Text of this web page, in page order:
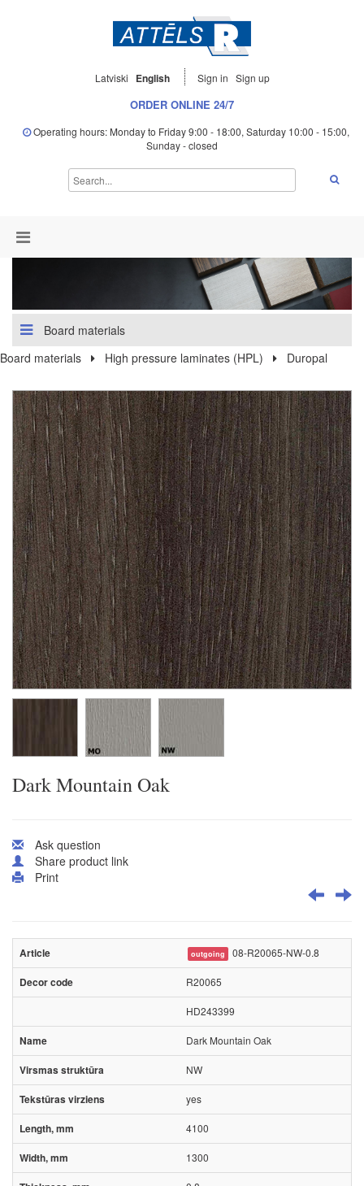
Latviski English Sign in Sign up
ORDER ONLINE 24/7
Operating hours: Monday to Friday 9:00 - 18:00, Saturday 10:00 - 15:00,
Sunday - closed
Board materials
Board materials
High pressure laminates (HPL) Duropal
Dark Mountain Oak
Ask question
Share product link
Print
outgoing 08-R20065-NW-0.8
R20065
HD243399
Dark Mountain Oak
NW
yes
4100
1300